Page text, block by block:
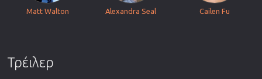
Matt Walton Alexandra Seal Cailen Fu
Τρέιλερ